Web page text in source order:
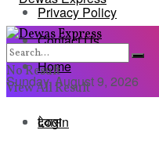
Privacy Policy
Contact Us
Sunday, August 9, 2026
Login
Home
देवास
No Result
View All Result